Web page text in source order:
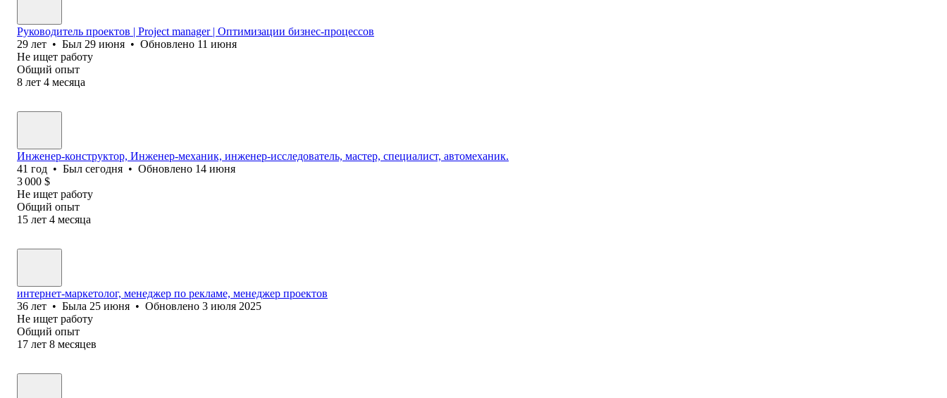
Руководитель проектов | Project manager | Оптимизации бизнес-процессов
29 лет • Был 29 июня • Обновлено 11 июня
Не ищет работу
Общий опыт
8 лет 4 месяца
Инженер-конструктор, Инженер-механик, инженер-исследователь, мастер, специалист, автомеханик.
41 год • Был сегодня • Обновлено 14 июня
3 000 $
Не ищет работу
Общий опыт
15 лет 4 месяца
интернет-маркетолог, менеджер по рекламе, менеджер проектов
36 лет • Была 25 июня • Обновлено 3 июля 2025
Не ищет работу
Общий опыт
17 лет 8 месяцев